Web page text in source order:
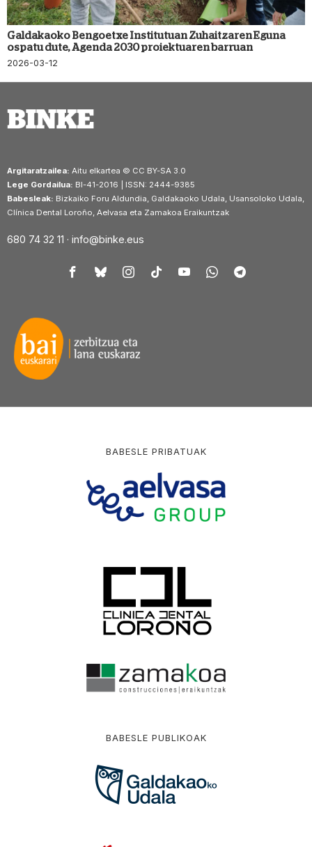
Galdakaoko Bengoetxe Institutuan Zuhaitzaren Eguna
ospatu dute, Agenda 2030 proiektuaren barruan
2026-03-12
Argitaratzailea: Aitu elkartea © CC BY-SA 3.0
Lege Gordailua: BI-41-2016 | ISSN: 2444-9385
Babesleak: Bizkaiko Foru Aldundia, Galdakaoko Udala, Usansoloko Udala,
Clínica Dental Loroño, Aelvasa eta Zamakoa Eraikuntzak
680 74 32 11 · info@binke.eus
BABESLE PRIBATUAK
BABESLE PUBLIKOAK